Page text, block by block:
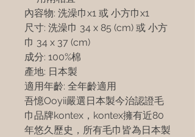
內容物: 洗澡巾x1 或 小方巾x1
尺寸: 洗澡巾 34 x 85 (cm) 或 小方
巾 34 x 37 (cm)
成分: 100%棉
產地: 日本製
適用年齡: 全年齡適用
吾憶Ooyii嚴選日本製今治認證毛
巾品牌kontex，kontex擁有近80
年悠久歷史，所有毛巾皆為日本製